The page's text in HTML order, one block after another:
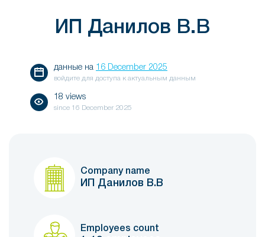
ИП Данилов В.В
данные на 16 December 2025
войдите для доступа к актуальным данным
18 views
since 16 December 2025
Company name
ИП Данилов В.В
Employees count